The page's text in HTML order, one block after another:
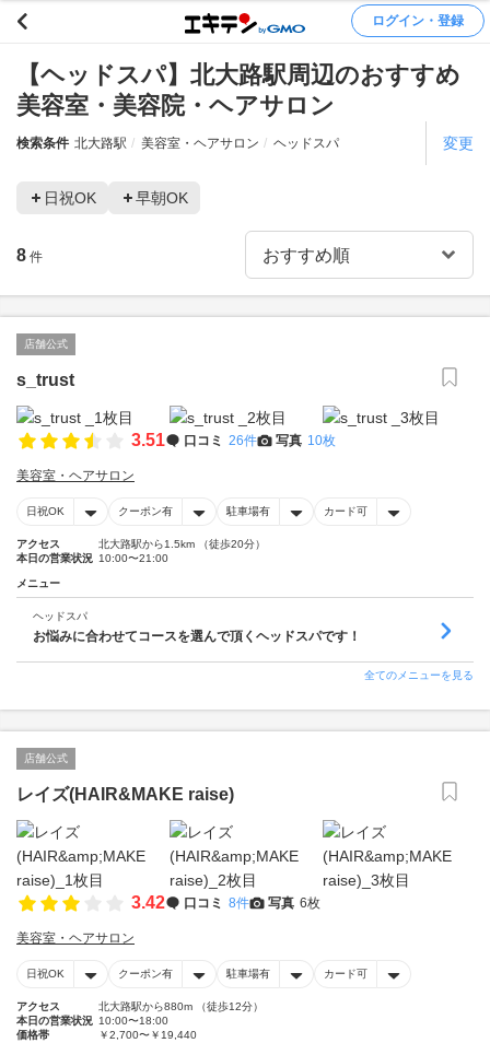
ログイン・登録
【ヘッドスパ】北大路駅周辺のおすすめ
美容室・美容院・ヘアサロン
検索条件 北大路駅 美容室・ヘアサロン ヘッドスパ 変更
日祝OK 早朝OK
8 件
店舗公式
s_trust
3.51 口コミ 26件 写真 10枚
美容室・ヘアサロン
日祝OK クーポン有 駐車場有 カード可
アクセス
北大路駅から1.5km （徒歩20分）
本日の営業状況 10:00〜21:00
メニュー
ヘッドスパ
お悩みに合わせてコースを選んで頂くヘッドスパです！
全てのメニューを見る
店舗公式
レイズ(HAIR&MAKE raise)
3.42 口コミ 8件 写真 6枚
美容室・ヘアサロン
日祝OK クーポン有 駐車場有 カード可
アクセス
北大路駅から880m （徒歩12分）
本日の営業状況 10:00〜18:00
価格帯
￥2,700〜￥19,440